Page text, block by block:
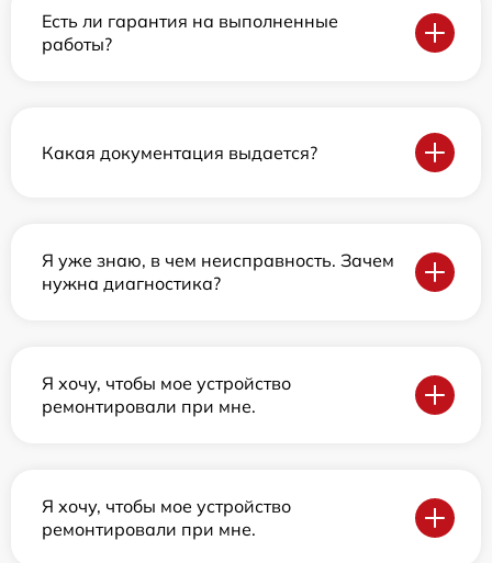
Есть ли гарантия на выполненные
работы?
Какая документация выдается?
Я уже знаю, в чем неисправность. Зачем
нужна диагностика?
Я хочу, чтобы мое устройство
ремонтировали при мне.
Я хочу, чтобы мое устройство
ремонтировали при мне.